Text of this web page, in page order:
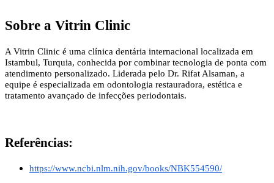
Sobre a Vitrin Clinic
A Vitrin Clinic é uma clínica dentária internacional localizada em
Istambul, Turquia, conhecida por combinar tecnologia de ponta com
atendimento personalizado. Liderada pelo Dr. Rifat Alsaman, a
equipe é especializada em odontologia restauradora, estética e
tratamento avançado de infecções periodontais.
Referências:
https://www.ncbi.nlm.nih.gov/books/NBK554590/